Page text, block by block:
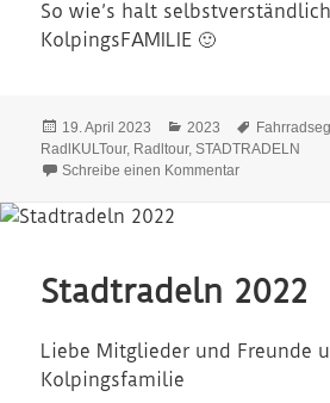
So wie’s halt
KolpingsFAMILIE 🙂
Veröffentlicht
am
19. April 2023 Kategorien
2023
RadlKULTour, Radltour,STADTRADELN
Schreibe einen Kommentarzu
Stadtradeln 2022
Liebe Mitglieder und Freunde
Kolpingsfamilie